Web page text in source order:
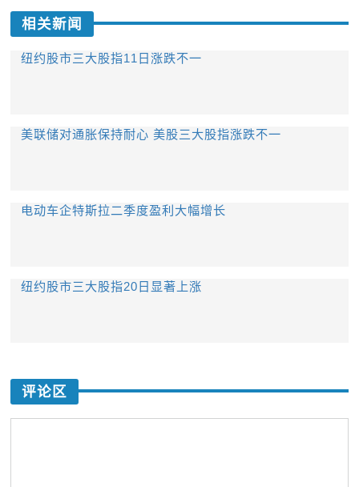
相关新闻
纽约股市三大股指11日涨跌不一
美联储对通胀保持耐心 美股三大股指涨跌不一
电动车企特斯拉二季度盈利大幅增长
纽约股市三大股指20日显著上涨
评论区